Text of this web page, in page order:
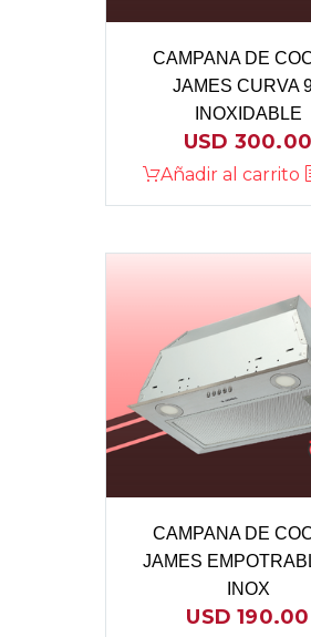
CAMPANA DE
JAMES CURVA
INOXIDABLE
USD 300.00
Añadir al carrito
CAMPANA DE
JAMES
INOX
USD190.00